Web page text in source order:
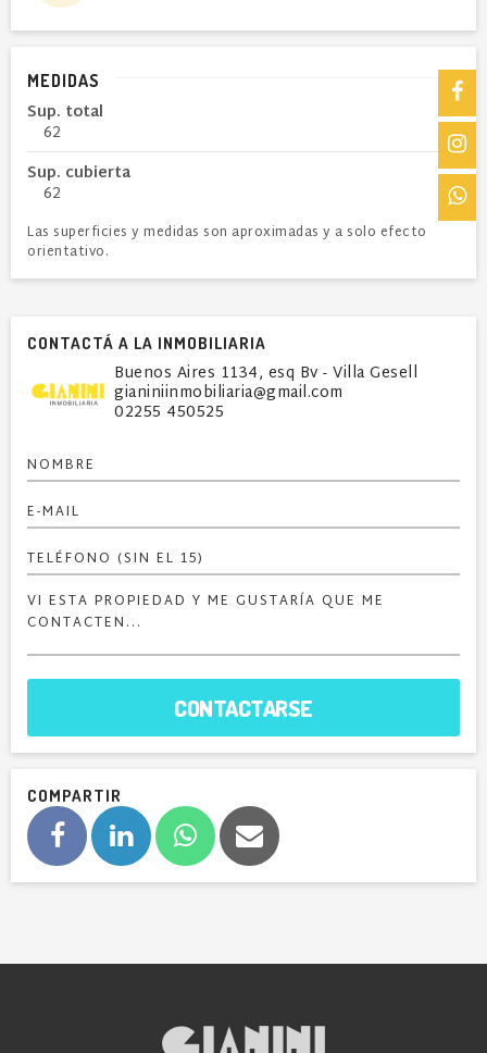
MEDIDAS
Sup. total
62
Sup. cubierta
62
Las superficies y medidas son aproximadas y a solo efecto
orientativo.
CONTACTÁ A LA INMOBILIARIA
Buenos Aires 1134, esq Bv - Villa Gesell
gianiniinmobiliaria@gmail.com
02255 450525
CONTACTARSE
COMPARTIR